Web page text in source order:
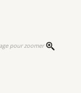
pour zoomer